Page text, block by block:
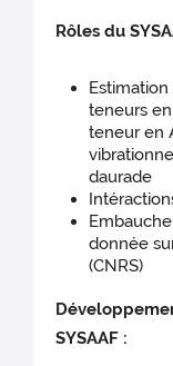
Rôles du
teneurs
teneur en
daurade
donnée
(CNRS)
SYSAAF :